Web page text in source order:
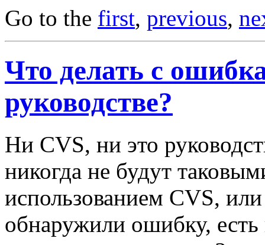
Go to the first, previous,
Что делать с
руководстве?
Ни CVS, ни это
никогда не будут
использованием CVS,
обнаружили ошибку,